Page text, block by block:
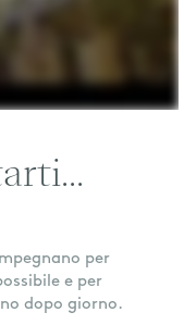
per
e per
dopo giorno.